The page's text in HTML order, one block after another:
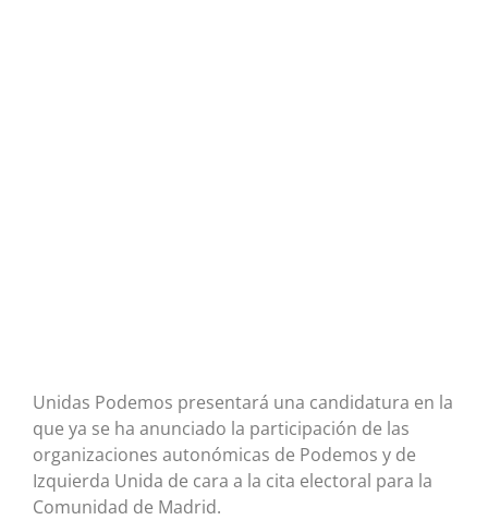
Unidas Podemos presentará una candidatura en la
que ya se ha anunciado la participación de las
organizaciones autonómicas de Podemos y de
Izquierda Unida de cara a la cita electoral para la
Comunidad de Madrid.